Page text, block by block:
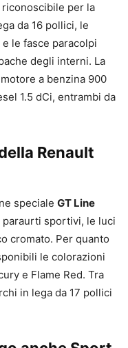
riconoscibile per la
da 16 pollici, le
le fasce paracolpi
degli interni. La
a benzina 900
1.5 dCi, entrambi da
Renault
speciale GT Line
sportivi, le luci
cromato. Per quanto
le colorazioni
e Flame Red. Tra
in lega da 17 pollici